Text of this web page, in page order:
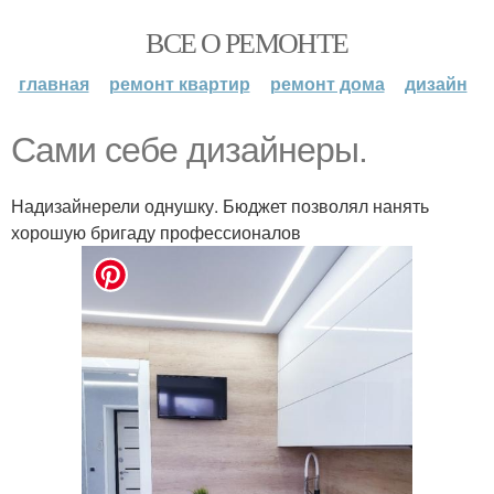
ВСЕ О РЕМОНТЕ
главная ремонт квартир ремонт дома дизайн
Сами себе дизайнеры.
Надизайнерели однушку. Бюджет позволял нанять
хорошую бригаду профессионалов